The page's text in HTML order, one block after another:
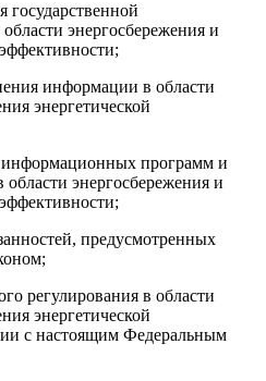
государственной
энергосбережения и
информации в области
энергетической
информационных программ и
энергосбережения и
предусмотренных
регулирования в области
энергетической
с настоящим Федеральным